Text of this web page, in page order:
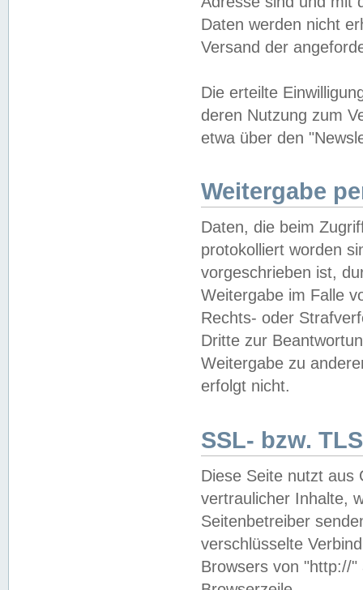
Daten werden nicht
Versand der
Die erteilte
deren Nutzung zum
etwa über den
Weitergabe
Daten, die beim
protokolliert worden
vorgeschrieben ist,
Weitergabe im Falle
Rechts- oder
Dritte zur
Weitergabe zu
erfolgt nicht.
SSL- bzw.
Diese Seite nutzt aus
vertraulicher Inhalte,
Seitenbetreiber
verschlüsselte
Browsers von "http://